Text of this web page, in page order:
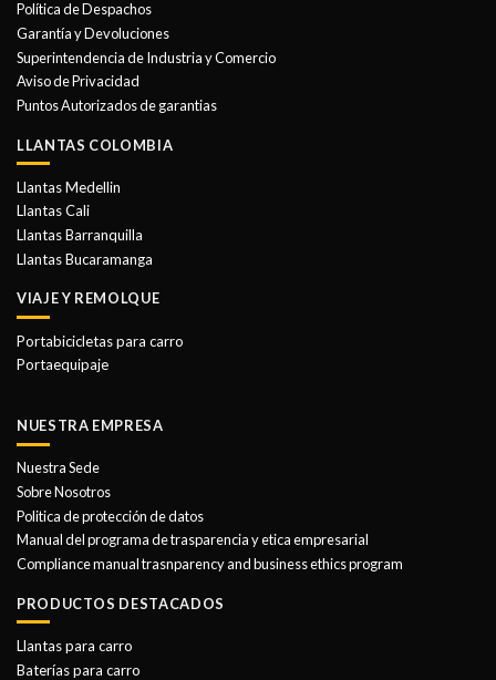
Política de Despachos
Garantía y Devoluciones
Superintendencia de Industria y Comercio
Aviso de Privacidad
Puntos Autorizados de garantias
LLANTAS COLOMBIA
Llantas Medellin
Llantas Cali
Llantas Barranquilla
Llantas Bucaramanga
VIAJE Y REMOLQUE
Portabicicletas para carro
Portaequipaje
NUESTRA EMPRESA
Nuestra Sede
Sobre Nosotros
Politica de protección de datos
Manual del programa de trasparencia y etica empresarial
Compliance manual trasnparency and business ethics program
PRODUCTOS DESTACADOS
Llantas para carro
Baterías para carro